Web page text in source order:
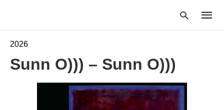
2026
Sunn O))) – Sunn O)))